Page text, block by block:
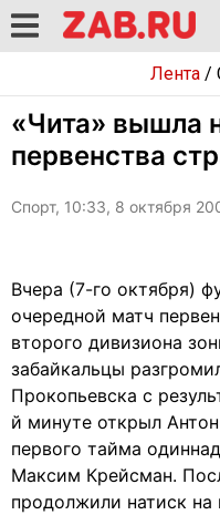
Лента/
«Чита» вышла
первенства
Спорт, 10:33, 8 октября
Вчера (7-го октября)
очередной матч
второго дивизиона
забайкальцы
Прокопьевска с
й минуте открыл
первого тайма
Максим Крейсман.
продолжили натиск